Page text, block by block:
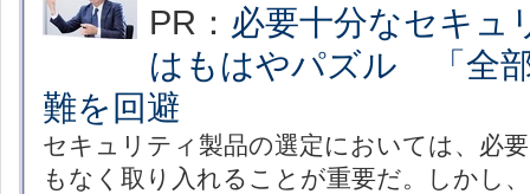
PR： 必要十分なセキュ
はもはやパズル 「全
難を回避
セキュリティ製品の選定においては、必
もなく取り入れることが重要だ。しかし